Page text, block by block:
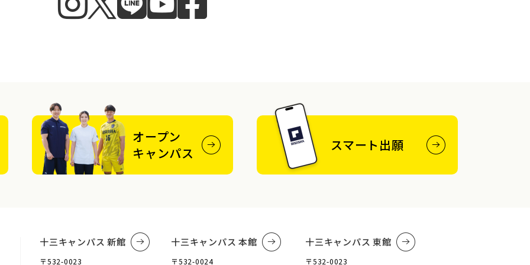
オープン
キャンパス
スマート出願
十三キャンパス 新館
〒532-0023
十三キャンパス 本館
〒532-0024
十三キャンパス 東館
〒532-0023